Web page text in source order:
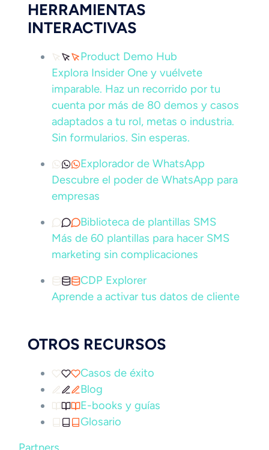
HERRAMIENTAS
INTERACTIVAS
Product Demo Hub
Explora Insider One y vuélvete
imparable. Haz un recorrido por tu
cuenta por más de 80 demos y casos
adaptados a tu rol, metas o industria.
Sin formularios. Sin esperas.
Explorador de WhatsApp
Descubre el poder de WhatsApp para
empresas
Biblioteca de plantillas SMS
Más de 60 plantillas para hacer SMS
marketing sin complicaciones
CDP Explorer
Aprende a activar tus datos de cliente
OTROS RECURSOS
Casos de éxito
Blog
E-books y guías
Glosario